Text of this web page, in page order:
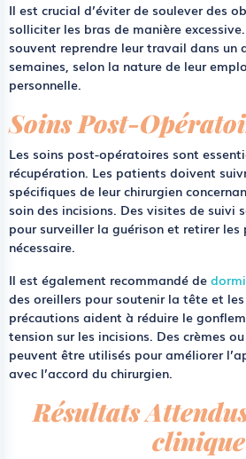
Il est crucial d’éviter de soulever des
solliciter les bras de manière
souvent reprendre leur travail dans un
semaines, selon la nature de leur
personnelle.
Soins Post-
Les soins post-opératoires sont
récupération. Les patients doivent
spécifiques de leur chirurgien
soin des incisions. Des visites de suivi
pour surveiller la guérison et retirer les
nécessaire.
Il est également recommandé de
des oreillers pour soutenir la tête et les
précautions aident à réduire le
tension sur les incisions. Des crèmes
peuvent être utilisés pour améliorer
avec l’accord du chirurgien.
Résultats
clinique